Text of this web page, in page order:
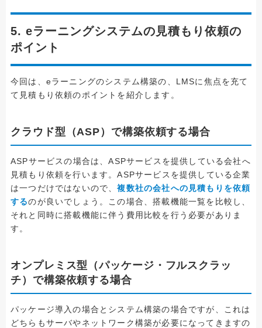
5. eラーニングシステムの見積もり依頼の
ポイント
今回は、eラーニングのシステム構築の、LMSに焦点を充て
て見積もり依頼のポイントを紹介します。
クラウド型（ASP）で構築依頼する場合
ASPサービスの場合は、ASPサービスを提供している会社へ
見積もり依頼を行います。ASPサービスを提供している企業
は一つだけではないので、複数社の会社への見積もりを依頼
するのが良いでしょう。この場合、搭載機能一覧を比較し、
それと同時に搭載機能に伴う費用比較を行う必要がありま
す。
オンプレミス型（パッケージ・フルスクラッ
チ）で構築依頼する場合
パッケージ導入の場合とシステム構築の場合ですが、これは
どちらもサーバやネットワーク構築が必要になってきますの